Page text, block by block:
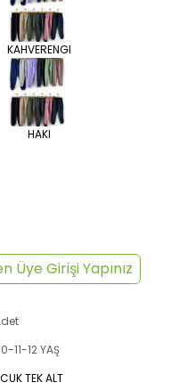
KAHVERENGI
HAKI
Üye Girişi Yapınız
11-12 YAŞ
TEK ALT